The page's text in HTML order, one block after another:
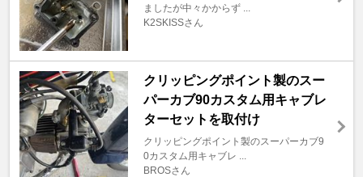
ましたが中々かからず ...
K2SKISSさん
クリッピングポイント製のスー
パーカブ90カスタム用キャブレ
ターセットを取付け
クリッピングポイント製のスーパーカブ9
0カスタム用キャブレ ...
BROSさん